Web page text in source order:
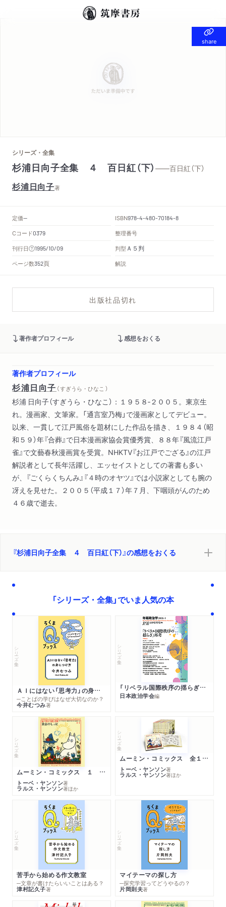
share
share
シリーズ・全集
杉浦日向子全集 ４ 百日紅（下）——百日紅（下）
杉浦日向子著
定価-- ISBN978-4-480-70184-8
Cコード0379
整理番号
刊行日
1995/10/09 判型 Ａ５判
ページ数352頁 解説
出版社品切れ
著作者プロフィール 感想をおくる
著作者プロフィール
杉浦日向子 （ すぎうら・ひなこ ）
杉浦 日向子（すぎうら・ひなこ）：１９５８‐２００５。東京生
れ。漫画家、文筆家。「通言室乃梅」で漫画家としてデビュー。
以来、一貫して江戸風俗を題材にした作品を描き、１９８４（昭
和５９）年『合葬』で日本漫画家協会賞優秀賞、８８年『風流江戸
雀』で文藝春秋漫画賞を受賞。NHKTV『お江戸でござる』の江戸
解説者として長年活躍し、エッセイストとしての著書も多い
が、『ごくらくちんみ』『４時のオヤツ』では小説家としても腕の
冴えを見せた。２００５（平成１７）年７月、下咽頭がんのため
４６歳で逝去。
『杉浦日向子全集 ４ 百日紅（下）』の感想をおくる
「シリーズ・全集」でいま人気の本
シリーズ・全集
ＡＩにはない「思考力」の身につけ方
─ことばの学びはなぜ大切なのか？
今井むつみ著
シリーズ・全集
「リベラル国際秩序の揺らぎ」再考 年報政治学２０２６‐Ⅰ
日本政治学会編
シリーズ・全集
ムーミン・コミックス １ 黄金のしっぽ
トーベ・ヤンソン著
ラルス・ヤンソン著ほか
シリーズ・全集
ムーミン・コミックス 全１４巻セット
トーベ・ヤンソン著
ラルス・ヤンソン著ほか
シリーズ・全集
苦手から始める作文教室
─文章が書けたらいいことはある？
津村記久子著
シリーズ・全集
マイテーマの探し方
─探究学習ってどうやるの？
片岡則夫著